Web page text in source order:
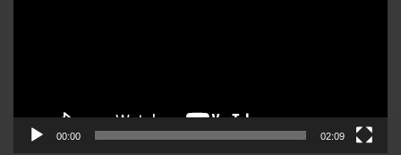
00:00 02:09